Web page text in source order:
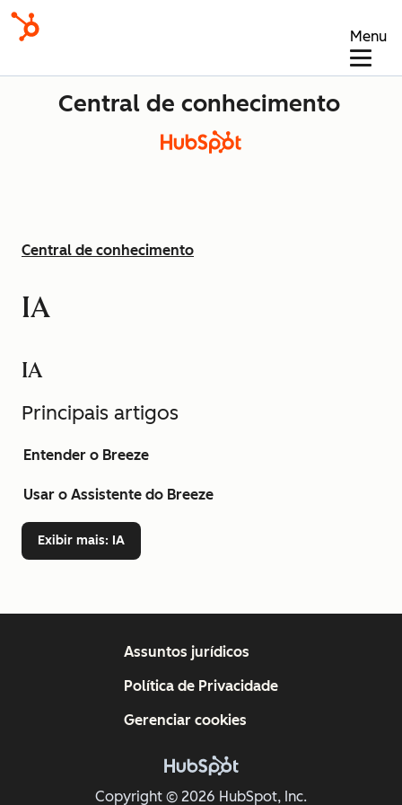
Menu
Central de conhecimento
Central de conhecimento
IA
IA
Principais artigos
Entender o Breeze
Usar o Assistente do Breeze
Exibir mais: IA
Copyright © 2026 HubSpot, Inc.
Assuntos jurídicos
Política de Privacidade
Gerenciar cookies